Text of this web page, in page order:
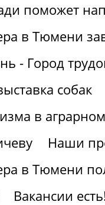
поможет
в Тюмени
- Город
собак
в аграрном
Наши
в Тюмени
Вакансии